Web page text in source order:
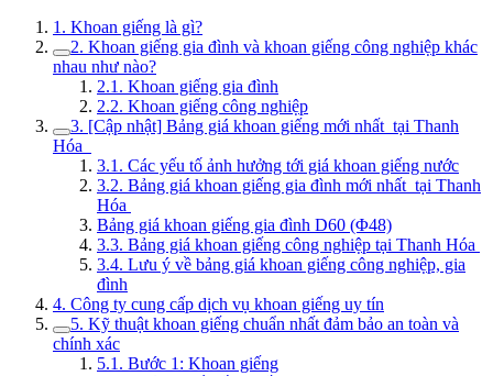
1. Khoan giếng là gì?
2. Khoan giếng gia đình và khoan giếng công nghiệp khác
nhau như nào?
2.1. Khoan giếng gia đình
2.2. Khoan giếng công nghiệp
3. [Cập nhật] Bảng giá khoan giếng mới nhất tại Thanh
Hóa
3.1. Các yếu tố ảnh hưởng tới giá khoan giếng nước
3.2. Bảng giá khoan giếng gia đình mới nhất tại Thanh
Hóa
Bảng giá khoan giếng gia đình D60 (Φ48)
3.3. Bảng giá khoan giếng công nghiệp tại Thanh Hóa
3.4. Lưu ý về bảng giá khoan giếng công nghiệp, gia
đình
4. Công ty cung cấp dịch vụ khoan giếng uy tín
5. Kỹ thuật khoan giếng chuẩn nhất đảm bảo an toàn và
chính xác
5.1. Bước 1: Khoan giếng